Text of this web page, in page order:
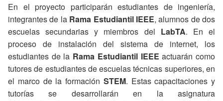
En el proyecto participarán estudiantes de ingeniería,
integrantes de la Rama Estudiantil IEEE, alumnos de dos
escuelas secundarias y miembros del LabTA. En el
proceso de instalación del sistema de internet, los
estudiantes de la Rama Estudiantil IEEE actuarán como
tutores de estudiantes de escuelas técnicas superiores, en
el marco de la formación STEM. Estas capacitaciones y
tutorías se desarrollarán en la asignatura